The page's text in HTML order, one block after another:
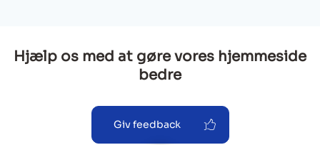
Hjælp os med at gøre vores hjemmeside
bedre
Giv feedback